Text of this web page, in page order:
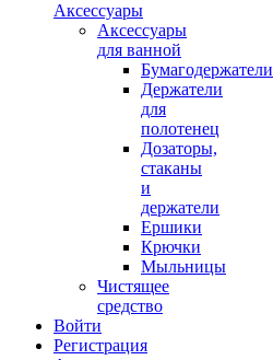
Аксессуары
Аксессуары
для ванной
Бумагодержатели
Держатели
для
полотенец
Дозаторы,
стаканы
и
держатели
Ершики
Крючки
Мыльницы
Чистящее
средство
Войти
Регистрация